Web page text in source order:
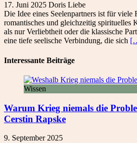
17. Juni 2025 Doris Liebe
Die Idee eines Seelenpartners ist für viele
romantisches und gleichzeitig spirituelles
als nur Verliebtheit oder die klassische
eine tiefe seelische Verbindung, die sich
Interessante Beiträge
Wissen
Warum Krieg niemals die
Cerstin Rapske
9. September 2025